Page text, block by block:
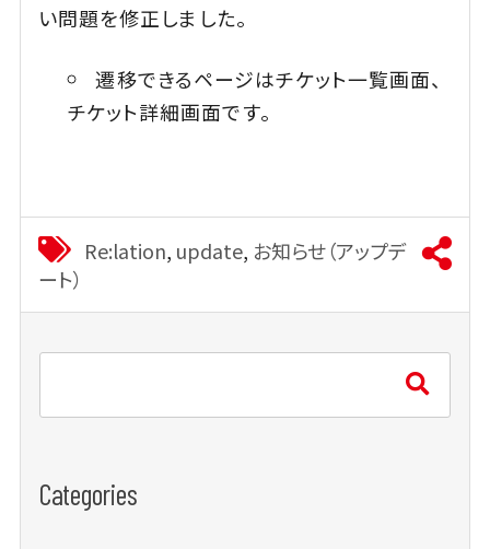
い問題を修正しました。
遷移できるページはチケット一覧画面、
チケット詳細画面です。
Re:lation, update, お知らせ（アップデ
ート）
Categories